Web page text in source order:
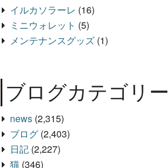
イルカソラーレ (16)
ミニウォレット (5)
メンテナンスグッズ (1)
ブログカテゴリー
news (2,315)
ブログ (2,403)
日記 (2,227)
猫 (346)